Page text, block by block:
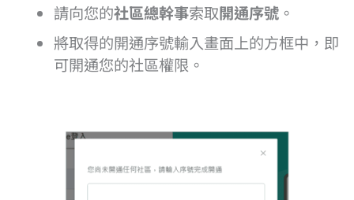
請向您的社區總幹事索取開通序號。
將取得的開通序號輸入畫面上的方框中，即
可開通您的社區權限。